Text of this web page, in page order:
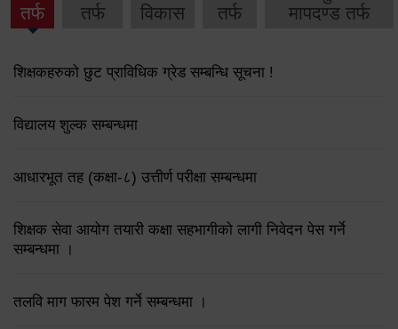
तर्फ
तर्फ
विकास
तर्फ
मापदण्ड तर्फ
शिक्षकहरुको छुट प्राविधिक ग्रेड सम्बन्धि सूचना !
विद्यालय शुल्क सम्बन्धमा
आधारभूत तह (कक्षा-८) उत्तीर्ण परीक्षा सम्बन्धमा
शिक्षक सेवा आयोग तयारी कक्षा सहभागीको लागी निवेदन पेस गर्ने
सम्बन्धमा ।
तलवि माग फारम पेश गर्ने सम्बन्धमा ।